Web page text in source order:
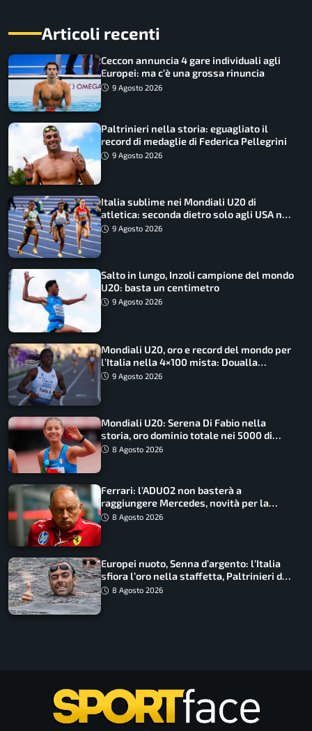
Articoli recenti
Ceccon annuncia 4 gare individuali agli
Europei: ma c’è una grossa rinuncia
9 Agosto 2026
Paltrinieri nella storia: eguagliato il
record di medaglie di Federica Pellegrini
9 Agosto 2026
Italia sublime nei Mondiali U20 di
atletica: seconda dietro solo agli USA nel
medagliere
9 Agosto 2026
Salto in lungo, Inzoli campione del mondo
U20: basta un centimetro
9 Agosto 2026
Mondiali U20, oro e record del mondo per
l’Italia nella 4×100 mista: Doualla
straordinaria
9 Agosto 2026
Mondiali U20: Serena Di Fabio nella
storia, oro dominio totale nei 5000 di
marcia
8 Agosto 2026
Ferrari: l’ADUO2 non basterà a
raggiungere Mercedes, novità per la
Macarena
8 Agosto 2026
Europei nuoto, Senna d’argento: l’Italia
sfiora l’oro nella staffetta, Paltrinieri da
urlo, il bilancio azzurro
8 Agosto 2026